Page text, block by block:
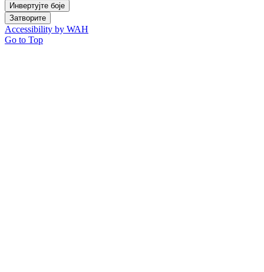
Инвертујте боје
Затворите
Accessibility by WAH
Go to Top